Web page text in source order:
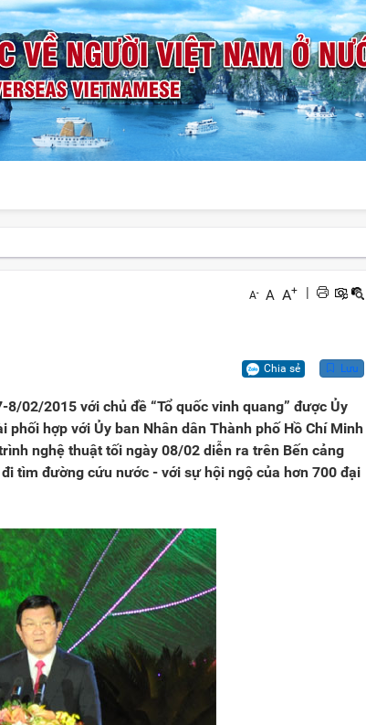
A- A A+ |
Chia sẻ Lưu
02/2015 với chủ đề “Tổ quốc vinh quang” được Ủy
hợp với Ủy ban Nhân dân Thành phố Hồ Chí Minh
nghệ thuật tối ngày 08/02 diễn ra trên Bến cảng
tìm đường cứu nước - với sự hội ngộ của hơn 700 đại